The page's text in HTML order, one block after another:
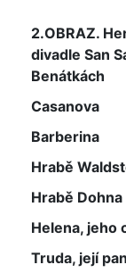
2.OBRAZ.
divadle San
Benátkách
Casanova
Barberina
Hrabě
Hrabě Dohna
Helena, jeho
Truda, její